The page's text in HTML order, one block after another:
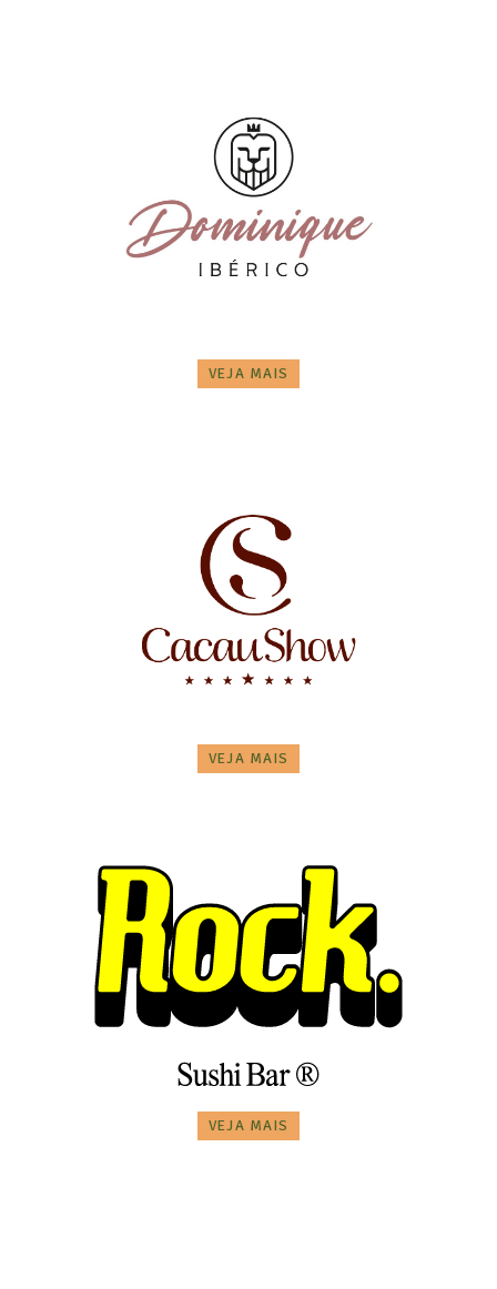
VEJA MAIS
VEJA MAIS
VEJA MAIS